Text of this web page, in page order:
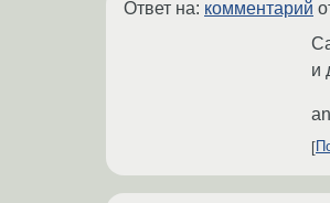
Ответ на: комментарий
и